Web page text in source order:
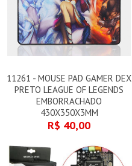
11261 - MOUSE PAD GAMER DEX
PRETO LEAGUE OF LEGENDS
EMBORRACHADO
430X350X3MM
R$ 40,00